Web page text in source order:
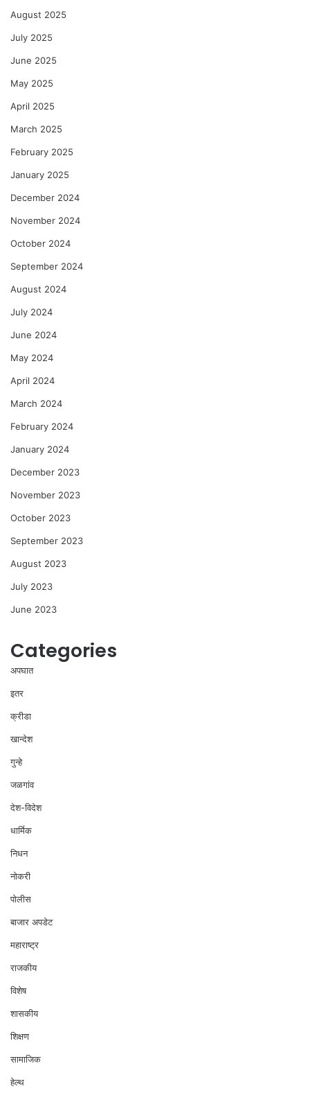
August 2025
July 2025
June 2025
May 2025
April 2025
March 2025
February 2025
January 2025
December 2024
November 2024
October 2024
September 2024
August 2024
July 2024
June 2024
May 2024
April 2024
March 2024
February 2024
January 2024
December 2023
November 2023
October 2023
September 2023
August 2023
July 2023
June 2023
Categories
अपघात
इतर
क्रीडा
खान्देश
गुन्हे
जळगांव
देश-विदेश
धार्मिक
निधन
नोकरी
पोलीस
बाजार अपडेट
महाराष्ट्र
राजकीय
विशेष
शासकीय
शिक्षण
सामाजिक
हेल्थ